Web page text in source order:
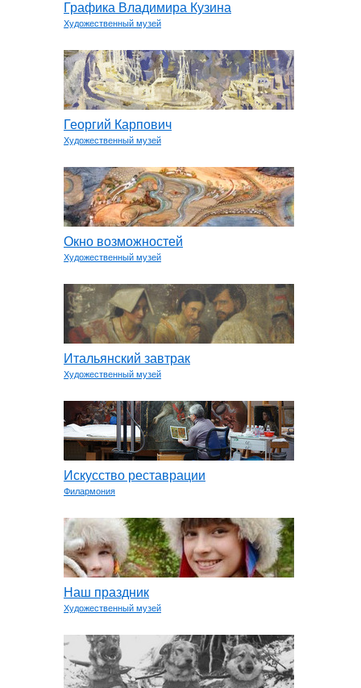
Графика Владимира Кузина
Художественный музей
Георгий Карпович
Художественный музей
Окно возможностей
Художественный музей
Итальянский завтрак
Художественный музей
Искусство реставрации
Филармония
Наш праздник
Художественный музей